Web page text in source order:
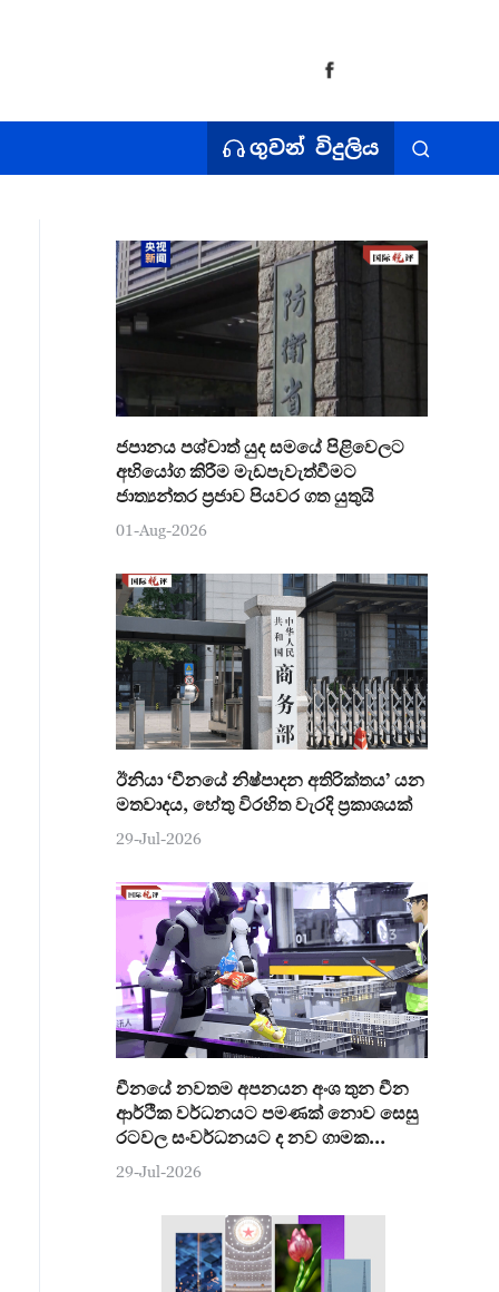
ගුවන් විදුලිය
ජපානය පශ්චාත් යුද සමයේ පිළිවෙලට
අභියෝග කිරීම මැඩපැවැත්වීමට
ජාත්‍යන්තර ප්‍රජාව පියවර ගත යුතුයි
01-Aug-2026
ඊනියා ‘චීනයේ නිෂ්පාදන අතිරික්තය’ යන
මතවාදය, හේතු විරහිත වැරදි ප්‍රකාශයක්
29-Jul-2026
චීනයේ නවතම අපනයන අංශ තුන චීන
ආර්ථික වර්ධනයට පමණක් නොව සෙසු
රටවල සංවර්ධනයට ද නව ගාමක
ශක්තියක්
29-Jul-2026